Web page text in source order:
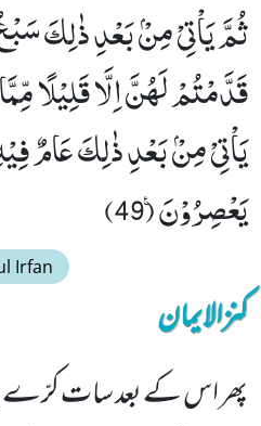
ثُمَّ یَاْتِیْ مِنْۢ بَعْدِ ذٰلِكَ
یَاْتِیْ مِنْۢ بَعْدِ ذٰلِكَ عَامٌ
یَعْصِرُوْنَ۠ (49)
Irfan
کنزالایمان
پھر اس کے بعد سات کرّے